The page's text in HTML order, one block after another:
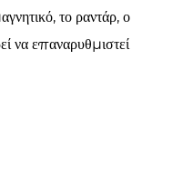
το ραντάρ, ο
να επαναρυθμιστεί